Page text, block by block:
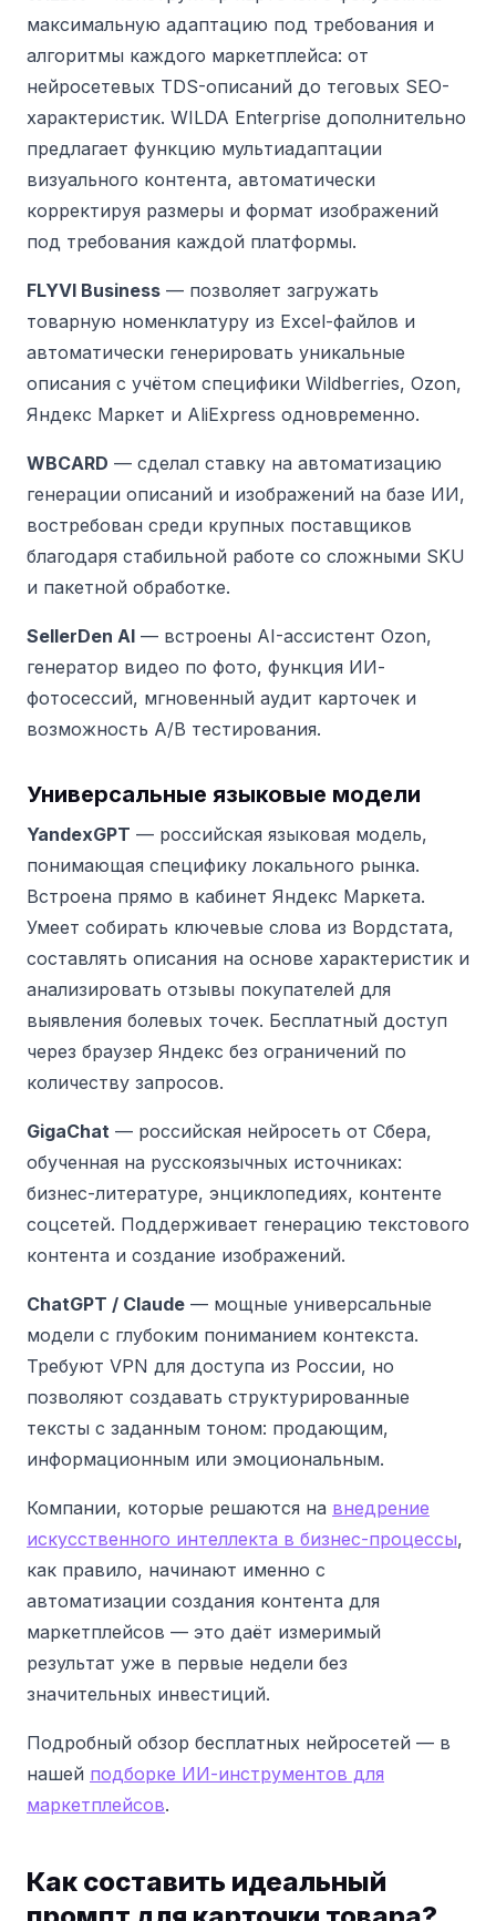
максимальную адаптацию под требования и
алгоритмы каждого маркетплейса: от
нейросетевых TDS-описаний до теговых SEO-
характеристик. WILDA Enterprise дополнительно
предлагает функцию мультиадаптации
визуального контента, автоматически
корректируя размеры и формат изображений
под требования каждой платформы.
FLYVI Business — позволяет загружать
товарную номенклатуру из Excel-файлов и
автоматически генерировать уникальные
описания с учётом специфики Wildberries, Ozon,
Яндекс Маркет и AliExpress одновременно.
WBCARD — сделал ставку на автоматизацию
генерации описаний и изображений на базе ИИ,
востребован среди крупных поставщиков
благодаря стабильной работе со сложными SKU
и пакетной обработке.
SellerDen AI — встроены AI-ассистент Ozon,
генератор видео по фото, функция ИИ-
фотосессий, мгновенный аудит карточек и
возможность A/B тестирования.
Универсальные языковые модели
YandexGPT — российская языковая модель,
понимающая специфику локального рынка.
Встроена прямо в кабинет Яндекс Маркета.
Умеет собирать ключевые слова из Вордстата,
составлять описания на основе характеристик и
анализировать отзывы покупателей для
выявления болевых точек. Бесплатный доступ
через браузер Яндекс без ограничений по
количеству запросов.
GigaChat — российская нейросеть от Сбера,
обученная на русскоязычных источниках:
бизнес-литературе, энциклопедиях, контенте
соцсетей. Поддерживает генерацию текстового
контента и создание изображений.
ChatGPT / Claude — мощные универсальные
модели с глубоким пониманием контекста.
Требуют VPN для доступа из России, но
позволяют создавать структурированные
тексты с заданным тоном: продающим,
информационным или эмоциональным.
Компании, которые решаются на внедрение
искусственного интеллекта в бизнес-процессы,
как правило, начинают именно с
автоматизации создания контента для
маркетплейсов — это даёт измеримый
результат уже в первые недели без
значительных инвестиций.
Подробный обзор бесплатных нейросетей — в
нашей подборке ИИ-инструментов для
маркетплейсов.
Как составить идеальный